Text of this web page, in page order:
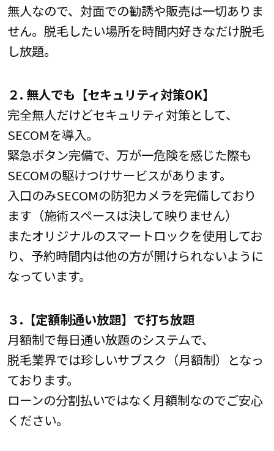
無人なので、対面での勧誘や販売は一切ありま
せん。脱毛したい場所を時間内好きなだけ脱毛
し放題。
２. 無人でも【セキュリティ対策OK】
完全無人だけどセキュリティ対策として、
SECOMを導入。
緊急ボタン完備で、万が一危険を感じた際も
SECOMの駆けつけサービスがあります。
入口のみSECOMの防犯カメラを完備しており
ます（施術スペースは決して映りません）
またオリジナルのスマートロックを使用してお
り、予約時間内は他の方が開けられないように
なっています。
３.【定額制通い放題】で打ち放題
月額制で毎日通い放題のシステムで、
脱毛業界では珍しいサブスク（月額制）となっ
ております。
ローンの分割払いではなく月額制なのでご安心
ください。